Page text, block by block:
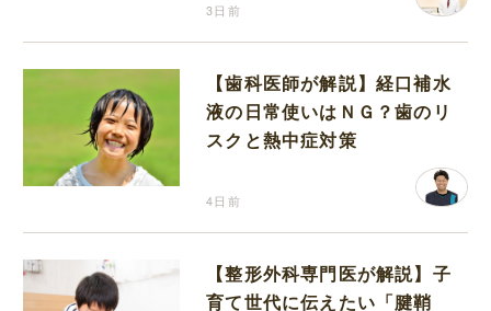
3日前
【歯科医師が解説】経口補水
液の日常使いはＮＧ？歯のリ
スクと熱中症対策
4日前
【整形外科専門医が解説】子
育て世代に伝えたい「腱鞘